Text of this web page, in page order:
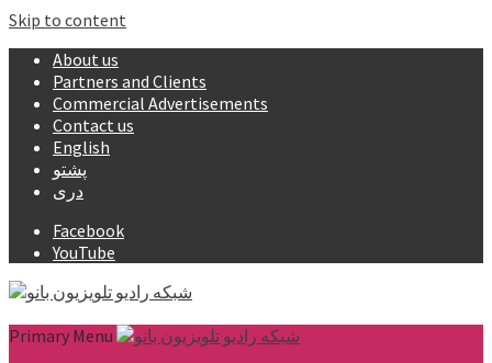
Skip to content
About us
Partners and Clients
Commercial Advertisements
Contact us
English
پشتو
دری
Facebook
YouTube
Primary Menu